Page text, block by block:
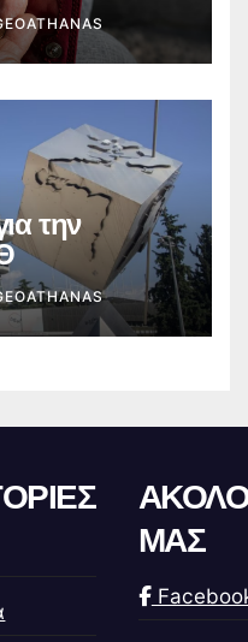
την
ΜΑΣ